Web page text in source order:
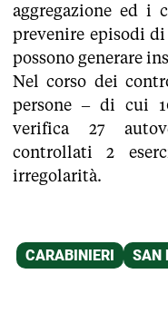
aggregazione ed i
prevenire episodi
possono generare
Nel corso dei
persone – di cui
verifica 27
controllati 2
irregolarità.